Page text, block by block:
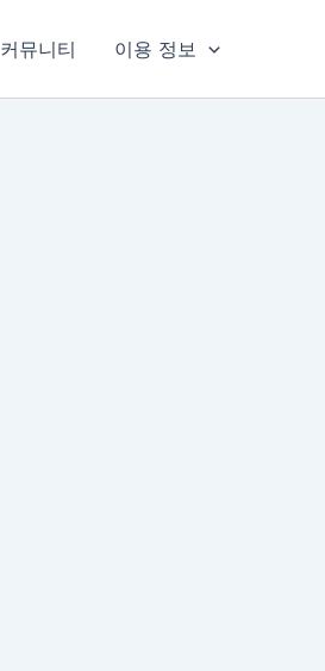
커뮤니티 이용 정보